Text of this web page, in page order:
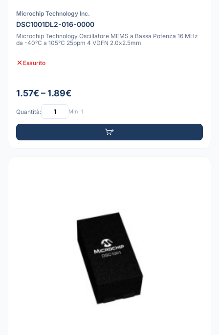
Microchip Technology Inc.
DSC1001DL2-016-0000
Microchip Technology Oscillatore MEMS a Bassa Potenza 16 MHz
da -40°C a 105°C 25ppm 4 VDFN 2.0x2.5mm
Esaurito
1.57€ – 1.89€
Quantità: Min: 1